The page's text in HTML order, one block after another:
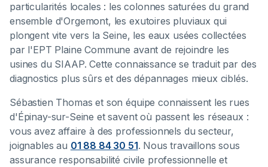
particularités locales : les colonnes saturées du grand
ensemble d'Orgemont, les exutoires pluviaux qui
plongent vite vers la Seine, les eaux usées collectées
par l'EPT Plaine Commune avant de rejoindre les
usines du SIAAP. Cette connaissance se traduit par des
diagnostics plus sûrs et des dépannages mieux ciblés.
Sébastien Thomas et son équipe connaissent les rues
d'Épinay-sur-Seine et savent où passent les réseaux :
vous avez affaire à des professionnels du secteur,
joignables au 01 88 84 30 51. Nous travaillons sous
assurance responsabilité civile professionnelle et